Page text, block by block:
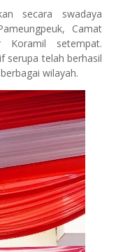
secara swadaya
Camat
setempat.
serupa telah berhasil
wilayah.